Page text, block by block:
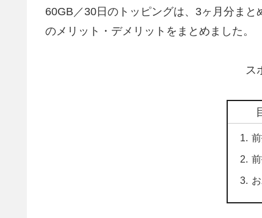
60GB／30日のトッピングは、3ヶ月分ま
のメリット・デメリットをまとめました。
ス